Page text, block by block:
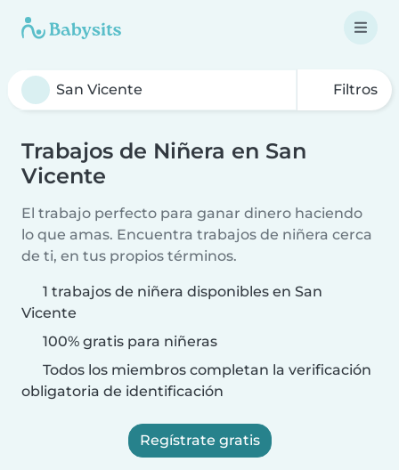
Filtros
Trabajos de Niñera en San
Vicente
El trabajo perfecto para ganar dinero haciendo
lo que amas. Encuentra trabajos de niñera cerca
de ti, en tus propios términos.
1 trabajos de niñera disponibles en San
Vicente
100% gratis para niñeras
Todos los miembros completan la verificación
obligatoria de identificación
Regístrate gratis